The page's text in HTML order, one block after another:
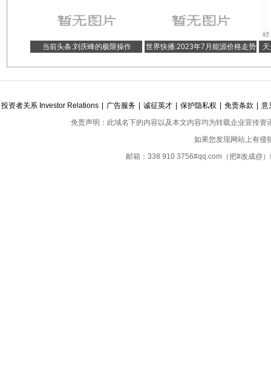
当前头条:刘庆峰的极限操作
世界快播:2023年7月能源价格走势
投资者关系 Investor Relations 广告服务 诚征英才 保护隐私权 免责条款
意
免责声明：此域名下的内容以及本文内容均为转载企业宣传
如果您发现网站上有侵
邮箱：338 910 3756#qq.com（把#改成@